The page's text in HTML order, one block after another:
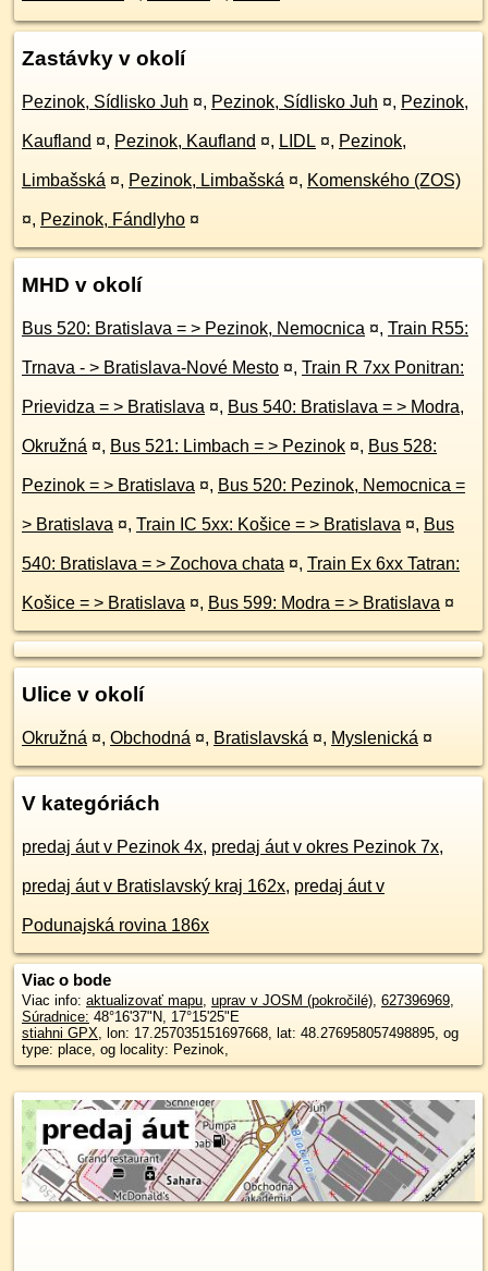
Zastávky v okolí
Pezinok, Sídlisko Juh ¤, Pezinok, Sídlisko Juh ¤, Pezinok,
Kaufland ¤, Pezinok, Kaufland ¤, LIDL ¤, Pezinok,
Limbašská ¤, Pezinok, Limbašská ¤, Komenského (ZOS)
¤, Pezinok, Fándlyho ¤
MHD v okolí
Bus 520: Bratislava = > Pezinok, Nemocnica ¤, Train R55:
Trnava - > Bratislava-Nové Mesto ¤, Train R 7xx Ponitran:
Prievidza = > Bratislava ¤, Bus 540: Bratislava = > Modra,
Okružná ¤, Bus 521: Limbach = > Pezinok ¤, Bus 528:
Pezinok = > Bratislava ¤, Bus 520: Pezinok, Nemocnica =
> Bratislava ¤, Train IC 5xx: Košice = > Bratislava ¤, Bus
540: Bratislava = > Zochova chata ¤, Train Ex 6xx Tatran:
Košice = > Bratislava ¤, Bus 599: Modra = > Bratislava ¤
Ulice v okolí
Okružná ¤, Obchodná ¤, Bratislavská ¤, Myslenická ¤
V kategóriách
predaj áut v Pezinok 4x, predaj áut v okres Pezinok 7x,
predaj áut v Bratislavský kraj 162x, predaj áut v
Podunajská rovina 186x
Viac o bode
Viac info: aktualizovať mapu, uprav v JOSM (pokročilé), 627396969,
Súradnice: 48°16'37"N, 17°15'25"E
stiahni GPX, lon: 17.257035151697668, lat: 48.276958057498895, og
type: place, og locality: Pezinok,